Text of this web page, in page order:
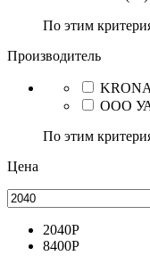
По этим
Производитель
KRONA
ООО
По этим
Цена
2040Р
8400Р